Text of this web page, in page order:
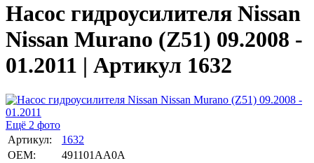
Насос гидроусилителя Nissan
Nissan Murano (Z51) 09.2008 -
01.2011 | Артикул 1632
Ещё 2 фото
Артикул:
1632
OEM:
491101AA0A